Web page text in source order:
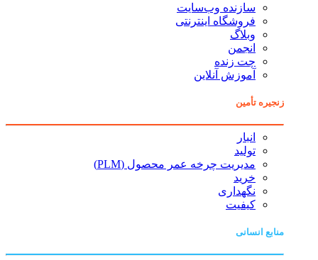
سازنده وب‌سایت
فروشگاه اینترنتی
وبلاگ
انجمن
چت زنده
آموزش آنلاین
زنجیره تأمین
انبار
تولید
مدیریت چرخه عمر محصول (PLM)
خرید
نگهداری
کیفیت
منابع انسانی